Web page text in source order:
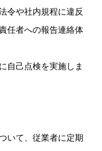
令や社内規程に違反
任者への報告連絡体
自己点検を実施しま
いて、従業者に定期